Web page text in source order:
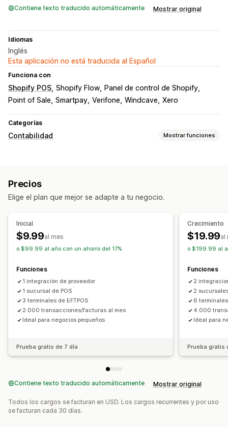
Contiene texto traducido automáticamente Mostrar original
Idiomas
Inglés
Esta aplicación no está traducida al Español
Funciona con
Shopify POS Shopify Flow
Panel de control de Shopify
Point of Sale Smartpay Verifone Windcave Xero
Categorías
Contabilidad Mostrar funciones
Sincronización de datos automatizada
Transacciones
Precios
Elige el plan que mejor se adapte a tu negocio.
Inicial
$9.99al mes
o $99.99 al año con un ahorro del 17%
Funciones
1 integración de proveedor
1 sucursal de POS
3 terminales de EFTPOS
2.000 transacciones/facturas al mes
Ideal para negocios pequeños
Prueba gratis de 7 día
Crecimiento
$19.99al
o $199.99 al
Funciones
2
2
6
4.000
Ideal para
Prueba gratis
Contiene texto traducido automáticamente Mostrar original
Todos los cargos se facturan en USD. Los cargos recurrentes y por uso
se facturan cada 30 días.